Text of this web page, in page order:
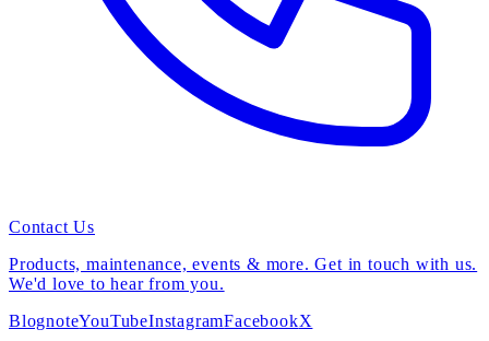
Contact Us
Products, maintenance, events & more. Get in touch with us.
We'd love to hear from you.
BlognoteYouTubeInstagramFacebookX